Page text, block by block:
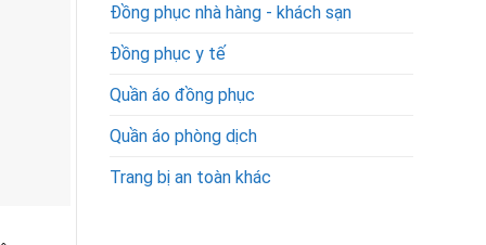
Đồng phục nhà hàng - khách sạn
Đồng phục y tế
Quần áo đồng phục
Quần áo phòng dịch
Trang bị an toàn khác